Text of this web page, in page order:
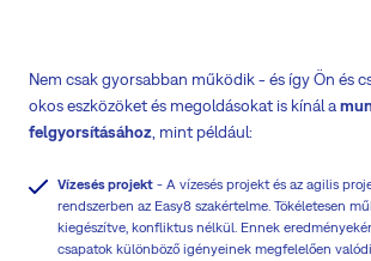
Nem csak gyorsabban működik - és így Ön és
okos eszközöket és megoldásokat is kínál a
felgyorsításához, mint például:
Vízesés projekt - A vízesés projekt és az agilis
rendszerben az Easy8 szakértelme. Tökéletesen
kiegészítve, konfliktus nélkül. Ennek
csapatok különböző igényeinek megfelelően